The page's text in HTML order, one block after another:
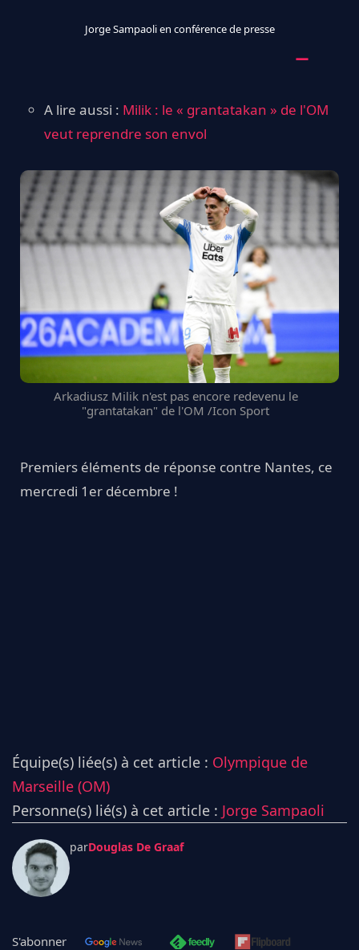
Jorge Sampaoli en conférence de presse
A lire aussi : Milik : le « grantatakan » de l'OM
veut reprendre son envol
Arkadiusz Milik n'est pas encore redevenu le
"grantatakan" de l'OM /Icon Sport
Premiers éléments de réponse contre Nantes, ce
mercredi 1er décembre !
Équipe(s) liée(s) à cet article : Olympique de
Marseille (OM)
Personne(s) lié(s) à cet article : Jorge Sampaoli
parDouglas De Graaf
S'abonner